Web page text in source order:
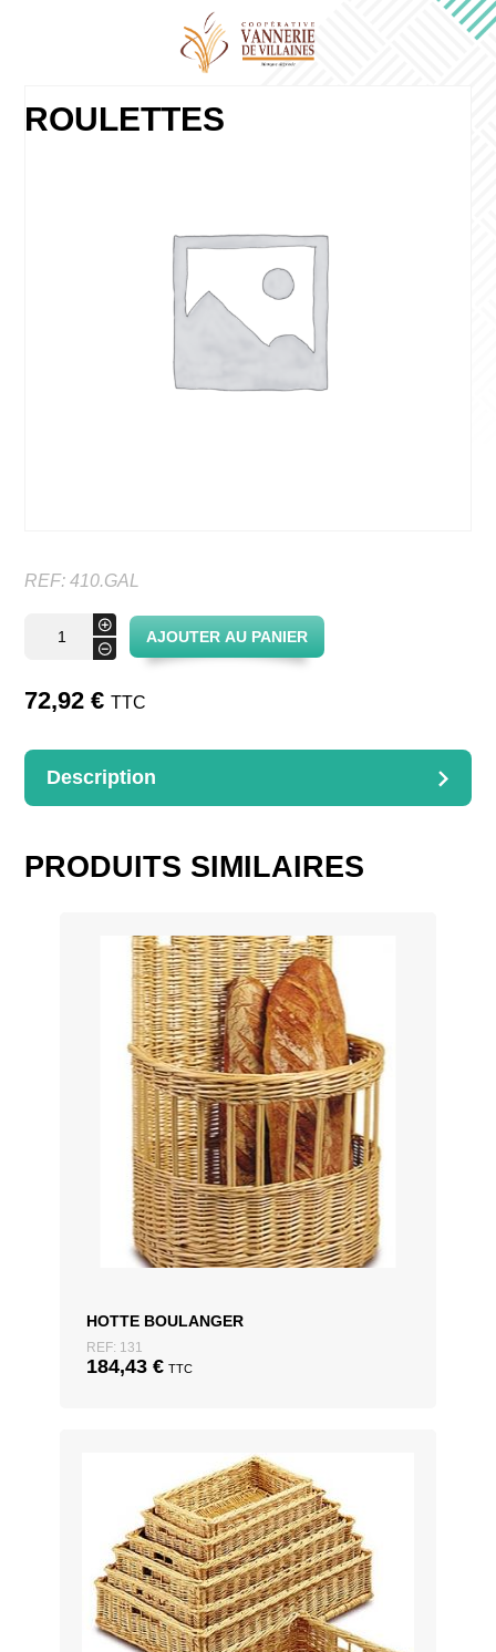
ROULETTES
REF:410.GAL
-
+
AJOUTER AU PANIER
72,92€ TTC
Description
Dimensions : D.6/H.10
PRODUITS SIMILAIRES
HOTTE BOULANGER
REF: 131
184,43 € TTC